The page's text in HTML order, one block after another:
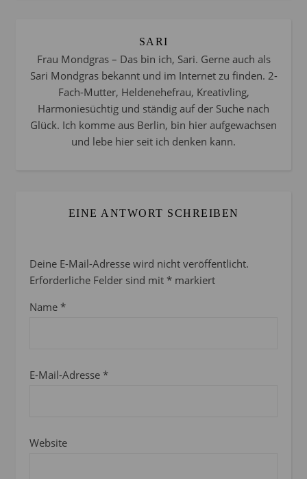
SARI
Frau Mondgras – Das bin ich, Sari. Gerne auch als
Sari Mondgras bekannt und im Internet zu finden. 2-
Fach-Mutter, Heldenehefrau, Kreativling,
Harmoniesüchtig und ständig auf der Suche nach
Glück. Ich komme aus Berlin, bin hier aufgewachsen
und lebe hier seit ich denken kann.
EINE ANTWORT SCHREIBEN
Deine E-Mail-Adresse wird nicht veröffentlicht.
Erforderliche Felder sind mit * markiert
Name *
E-Mail-Adresse *
Website